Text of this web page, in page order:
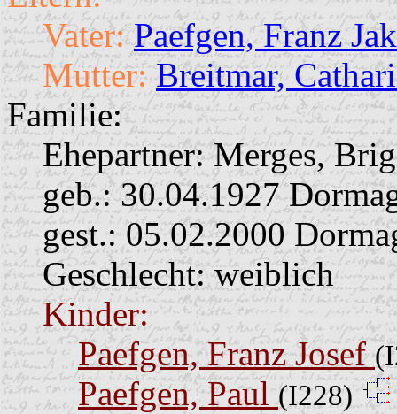
Vater: Paefgen, Franz
Mutter: Breitmar,
Familie:
Ehepartner: Merges,
geb.: 30.04.1927
gest.: 05.02.2000
Geschlecht: weiblich
Kinder:
Paefgen, Franz Josef
Paefgen, Paul(I228)